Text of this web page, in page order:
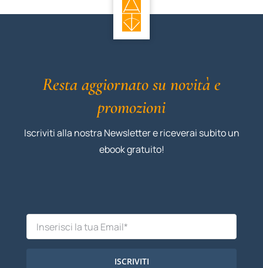
Resta aggiornato su novità e
promozioni
Iscriviti alla nostra Newsletter e riceverai subito un
ebook gratuito!
ISCRIVITI